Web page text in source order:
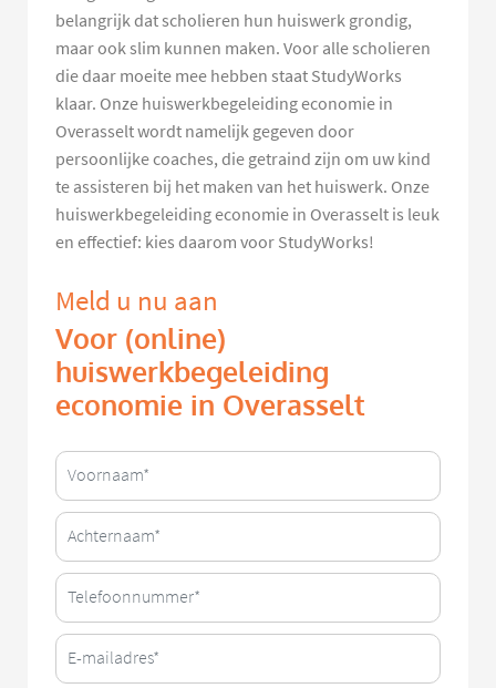
belangrijk dat scholieren hun huiswerk grondig,
maar ook slim kunnen maken. Voor alle scholieren
die daar moeite mee hebben staat StudyWorks
klaar. Onze huiswerkbegeleiding economie in
Overasselt wordt namelijk gegeven door
persoonlijke coaches, die getraind zijn om uw kind
te assisteren bij het maken van het huiswerk. Onze
huiswerkbegeleiding economie in Overasselt is leuk
en effectief: kies daarom voor StudyWorks!
Meld u nu aan
Voor (online)
huiswerkbegeleiding
economie in Overasselt